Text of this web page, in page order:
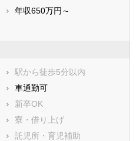
年収650万円～
駅から徒歩5分以内
車通勤可
新卒OK
寮・借り上げ
託児所・育児補助